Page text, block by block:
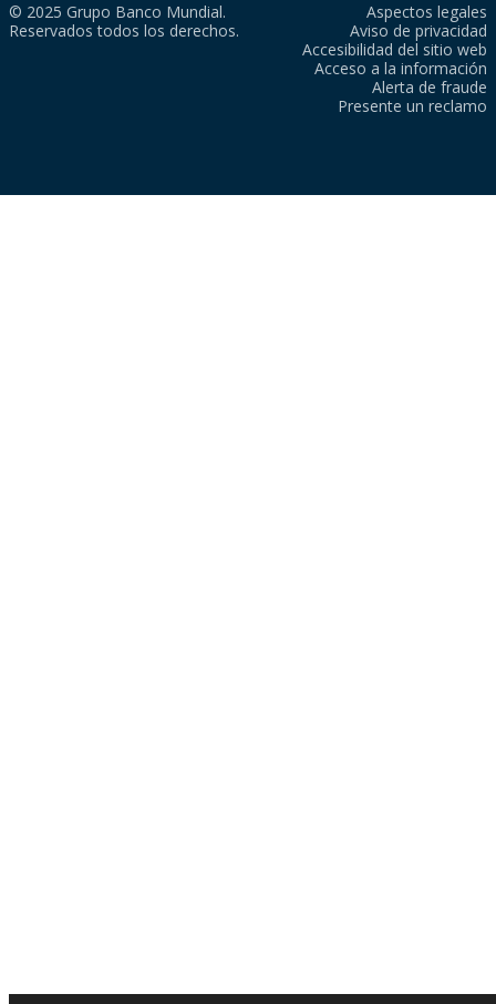
© 2025 Grupo Banco Mundial.
Reservados todos los derechos.
Aspectos legales
Aviso de privacidad
Accesibilidad del sitio web
Acceso a la información
Alerta de fraude
Presente un reclamo